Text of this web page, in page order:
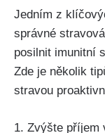
Jedním z
správné
posilnit imunitní
Zde je ‌několik
stravou
1. Zvýšte příjem